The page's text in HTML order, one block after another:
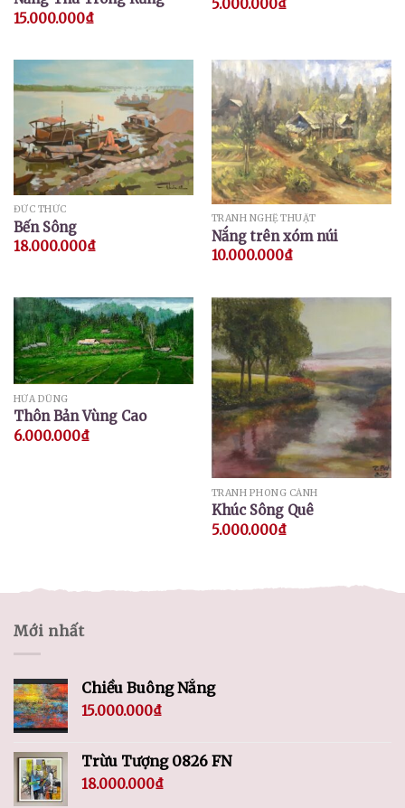
15.000.000₫
5.000.000₫
ĐỨC THỨC
Bến Sông
18.000.000₫
TRANH NGHỆ THUẬT
Nắng trên xóm núi
10.000.000₫
HỨA DŨNG
Thôn Bản Vùng Cao
6.000.000₫
TRANH PHONG CẢNH
Khúc Sông Quê
5.000.000₫
Mới nhất
Chiều Buông Nắng
15.000.000₫
Trừu Tượng 0826 FN
18.000.000₫